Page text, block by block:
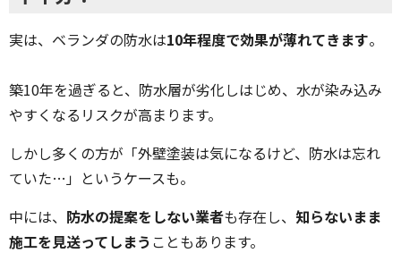
実は、ベランダの防水は10年程度で効果が薄れてきます。
築10年を過ぎると、防水層が劣化しはじめ、水が染み込み
やすくなるリスクが高まります。
しかし多くの方が「外壁塗装は気になるけど、防水は忘れ
ていた…」というケースも。
中には、 防水の提案をしない業者も存在し、 知らないまま
施工を見送ってしまう こともあります。